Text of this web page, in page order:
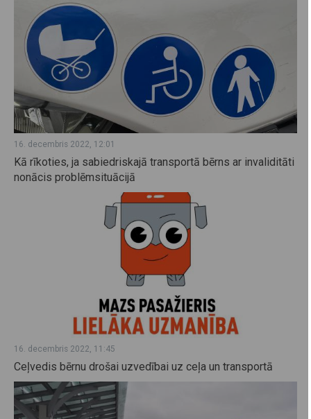
16. decembris 2022, 12:01
Kā rīkoties, ja sabiedriskajā transportā bērns ar invaliditāti
nonācis problēmsituācijā
16. decembris 2022, 11:45
Ceļvedis bērnu drošai uzvedībai uz ceļa un transportā